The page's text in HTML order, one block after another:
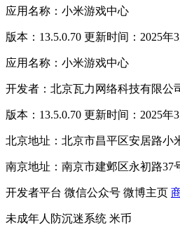
应用名称：小米游戏中心
版本：13.5.0.70 更新时间：2025年3
应用名称：小米游戏中心
开发者：北京瓦力网络科技有限公
版本：13.5.0.70 更新时间：2025年3
北京地址：北京市昌平区安居路小
南京地址：南京市建邺区永初路37
开发者平台 微信公众号 微博主页
未成年人防沉迷系统 米币